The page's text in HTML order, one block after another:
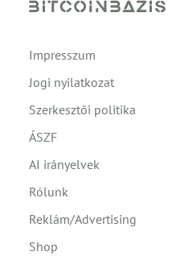
Impresszum
Jogi nyilatkozat
Szerkesztői politika
ÁSZF
AI irányelvek
Rólunk
Reklám/Advertising
Shop